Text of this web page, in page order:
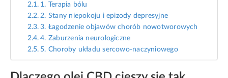
1. Terapia bólu
2. Stany niepokoju i epizody depresyjne
3. Łagodzenie objawów chorób nowotworowych
4. Zaburzenia neurologiczne
5. Choroby układu sercowo-naczyniowego